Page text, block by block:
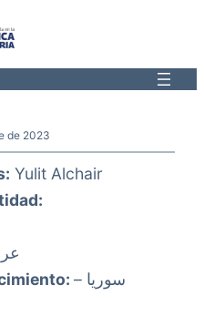
de 2023
Yulit Alchair
سوريا –